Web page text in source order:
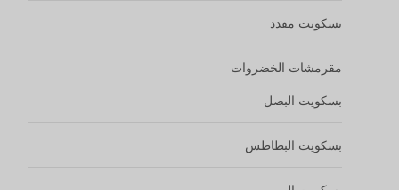
بسكويت مستدير صغير
بسكويت الويفر
بسكويت ليدي فينجر بسكويت
بسكويت بالحليب